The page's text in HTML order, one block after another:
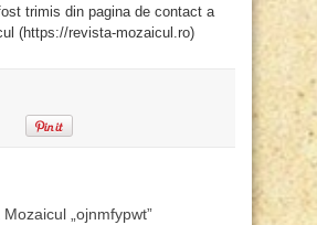
trimis din pagina de contact a
(https://revista-mozaicul.ro)
„ojnmfypwt”